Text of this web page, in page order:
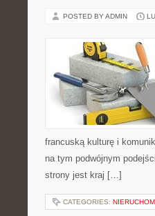
POSTED BY ADMIN
francuską kulturę i
na tym podwójnym
strony jest kraj […]
CATEGORIES: